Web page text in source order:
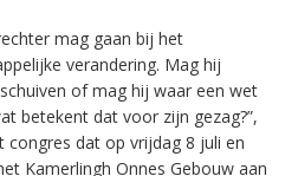
mag gaan bij het
verandering. Mag hij
of mag hij waar een wet
betekent dat voor zijn gezag?”,
congres dat op vrijdag 8 juli en
Kamerlingh Onnes Gebouw aan